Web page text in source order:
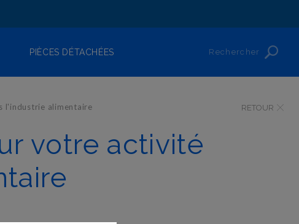
Rechercher
PIÈCES DÉTACHÉES
l'industrie alimentaire RETOUR
votre activité